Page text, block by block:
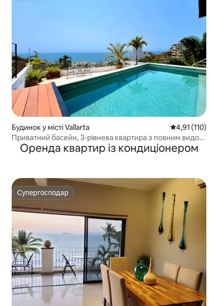
Будинок у місті Vallarta Середня
4,91 (110)
Приватний басейн, 3-рівнева квартира з повним видом
на океан океан!
Оренда квартир із кондиціонером
Супергосподар
Супергосподар